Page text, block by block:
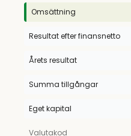
Omsättning
Resultat efter finansnetto
Årets resultat
Summa tillgångar
Eget kapital
Valutakod